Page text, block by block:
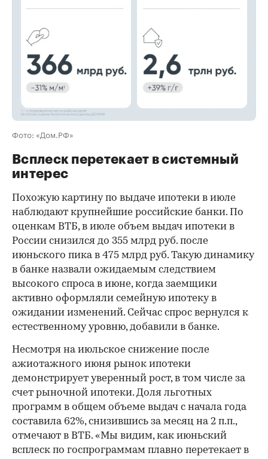
Фото: «Дом.РФ»
Всплеск перетекает в системный
интерес
Похожую картину по выдаче ипотеки в июле
наблюдают крупнейшие российские банки. По
оценкам ВТБ, в июле объем выдач ипотеки в
России снизился до 355 млрд руб. после
июньского пика в 475 млрд руб. Такую динамику
в банке назвали ожидаемым следствием
высокого спроса в июне, когда заемщики
активно оформляли семейную ипотеку в
ожидании изменений. Сейчас спрос вернулся к
естественному уровню, добавили в банке.
Несмотря на июльское снижение после
ажиотажного июня рынок ипотеки
демонстрирует уверенный рост, в том числе за
счет рыночной ипотеки. Доля льготных
программ в общем объеме выдач с начала года
составила 62%, снизившись за месяц на 2 п.п.,
отмечают в ВТБ. «Мы видим, как июньский
всплеск по госпрограммам плавно перетекает в